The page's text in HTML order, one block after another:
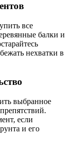
все
балки и
нехватки в
выбранное
если
и его